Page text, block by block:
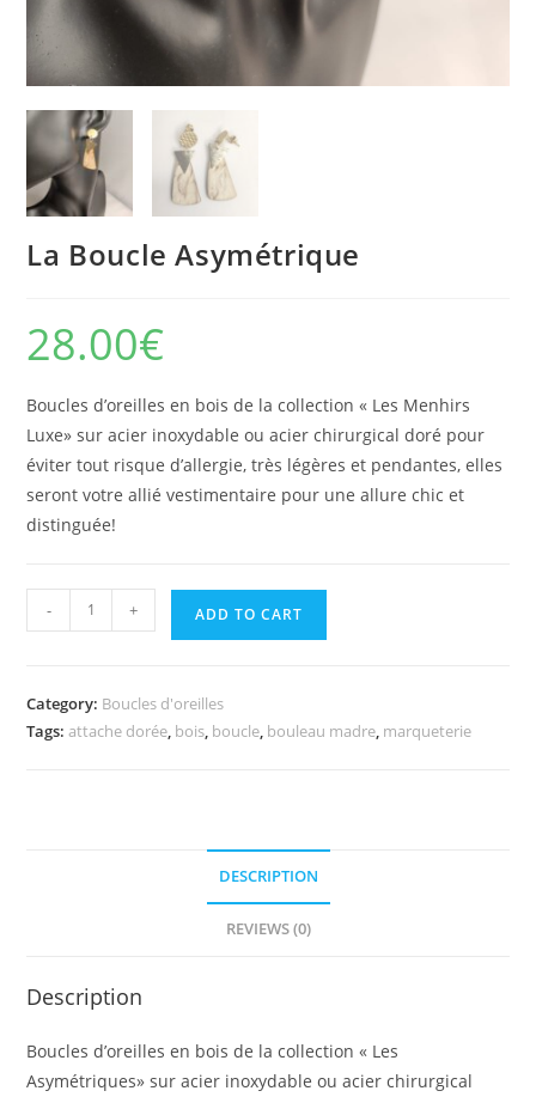
La Boucle Asymétrique
28.00€
Boucles d’oreilles en bois de la collection « Les Menhirs
Luxe» sur acier inoxydable ou acier chirurgical doré pour
éviter tout risque d’allergie, très légères et pendantes, elles
seront votre allié vestimentaire pour une allure chic et
distinguée!
Boucle
- + ADD TO CART
Category: Boucles d'oreilles
Tags:attache dorée, bois, boucle, bouleau madre, marqueterie
DESCRIPTION
REVIEWS (0)
Description
Boucles d’oreilles en bois de la collection « Les
Asymétriques» sur acier inoxydable ou acier chirurgical